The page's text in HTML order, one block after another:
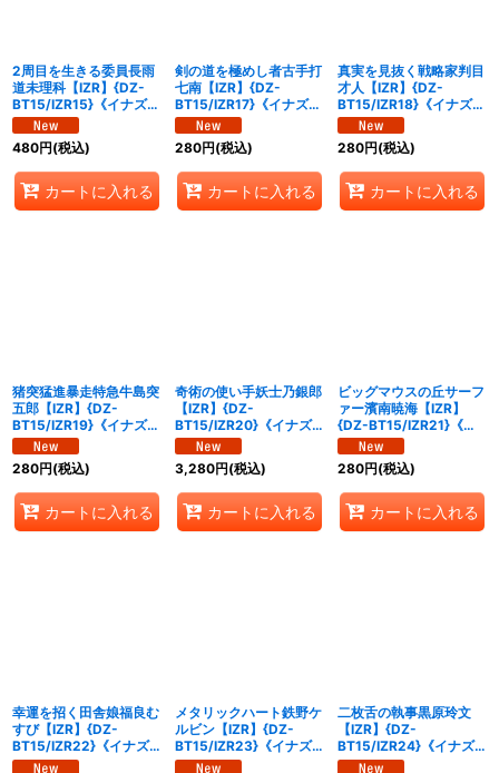
2周目を生きる委員長雨
道未理科【IZR】{DZ-
BT15/IZR15}《イナズマ
イレブン》
480円(税込)
カートに入れる
剣の道を極めし者古手打
七南【IZR】{DZ-
BT15/IZR17}《イナズマ
イレブン》
280円(税込)
カートに入れる
真実を見抜く戦略家判目
才人【IZR】{DZ-
BT15/IZR18}《イナズマ
イレブン》
280円(税込)
カートに入れる
猪突猛進暴走特急牛島突
五郎【IZR】{DZ-
BT15/IZR19}《イナズマ
イレブン》
280円(税込)
カートに入れる
奇術の使い手妖士乃銀郎
【IZR】{DZ-
BT15/IZR20}《イナズ
マイレブン》
3,280円(税込)
カートに入れる
ビッグマウスの丘サーフ
ァー濱南暁海【IZR】
{DZ-BT15/IZR21}《イ
ナズマイレブン》
280円(税込)
カートに入れる
幸運を招く田舎娘福良む
すび【IZR】{DZ-
BT15/IZR22}《イナズ
マイレブン》
メタリックハート鉄野ケ
ルビン【IZR】{DZ-
BT15/IZR23}《イナズ
マイレブン》
二枚舌の執事黒原玲文
【IZR】{DZ-
BT15/IZR24}《イナズ
マイレブン》